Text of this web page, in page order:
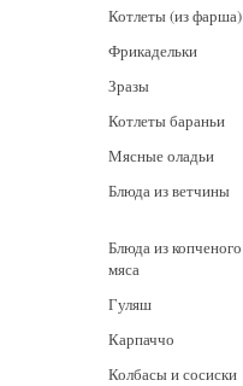
Котлеты (из фарша)
Фрикадельки
Зразы
Котлеты бараньи
Мясные оладьи
Блюда из ветчины
Блюда из копченого
мяса
Гуляш
Карпаччо
Колбасы и сосиски